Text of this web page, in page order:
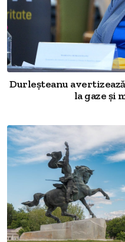
Durleșteanu
la gaze și